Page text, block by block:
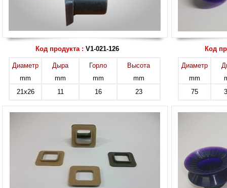
Код продукта : V1-021-126
Диаметр
mm
Дыра
mm
Горло
mm
Высота
mm
21x26
11 16 23
Код
Диаметр
mm
75